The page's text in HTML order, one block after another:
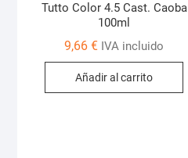
Tutto Color 4.5 Cast. Caoba
100ml
9,66€ IVA incluido
Añadir al carrito